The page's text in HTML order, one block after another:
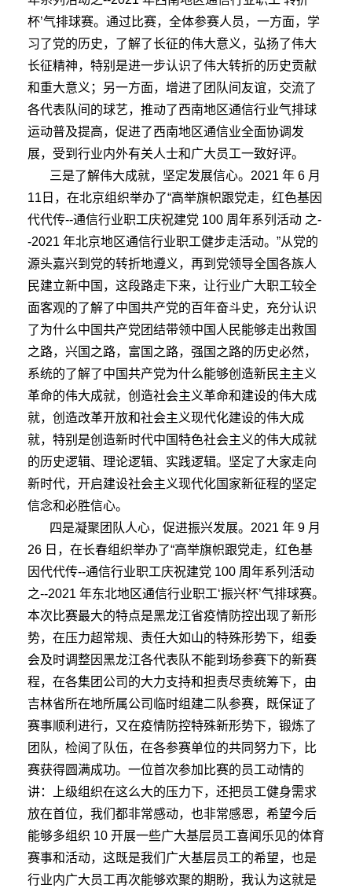
杯’气排球赛。通过比赛，全体参赛人员，一方面，学
习了党的历史，了解了长征的伟大意义，弘扬了伟大
长征精神，特别是进一步认识了伟大转折的历史贡献
和重大意义；另一方面，增进了团队间友谊，交流了
各代表队间的球艺，推动了西南地区通信行业气排球
运动普及提高，促进了西南地区通信业全面协调发
展，受到行业内外有关人士和广大员工一致好评。
三是了解伟大成就，坚定发展信心。2021 年 6 月
11日，在北京组织举办了“高举旗帜跟党走，红色基因
代代传--通信行业职工庆祝建党 100 周年系列活动 之-
-2021 年北京地区通信行业职工健步走活动。”从党的
源头嘉兴到党的转折地遵义，再到党领导全国各族人
民建立新中国，这段路走下来，让行业广大职工较全
面客观的了解了中国共产党的百年奋斗史，充分认识
了为什么中国共产党团结带领中国人民能够走出救国
之路，兴国之路，富国之路，强国之路的历史必然，
系统的了解了中国共产党为什么能够创造新民主主义
革命的伟大成就，创造社会主义革命和建设的伟大成
就，创造改革开放和社会主义现代化建设的伟大成
就，特别是创造新时代中国特色社会主义的伟大成就
的历史逻辑、理论逻辑、实践逻辑。坚定了大家走向
新时代，开启建设社会主义现代化国家新征程的坚定
信念和必胜信心。
四是凝聚团队人心，促进振兴发展。2021 年 9 月
26 日，在长春组织举办了“高举旗帜跟党走，红色基
因代代传--通信行业职工庆祝建党 100 周年系列活动
之--2021 年东北地区通信行业职工‘振兴杯’气排球赛。
本次比赛最大的特点是黑龙江省疫情防控出现了新形
势，在压力超常规、责任大如山的特殊形势下，组委
会及时调整因黑龙江各代表队不能到场参赛下的新赛
程，在各集团公司的大力支持和担责尽责统筹下，由
吉林省所在地所属公司临时组建二队参赛，既保证了
赛事顺利进行，又在疫情防控特殊新形势下，锻炼了
团队，检阅了队伍，在各参赛单位的共同努力下，比
赛获得圆满成功。一位首次参加比赛的员工动情的
讲：上级组织在这么大的压力下，还把员工健身需求
放在首位，我们都非常感动，也非常感恩，希望今后
能够多组织 10 开展一些广大基层员工喜闻乐见的体育
赛事和活动，这既是我们广大基层员工的希望，也是
行业内广大员工再次能够欢聚的期盼，我认为这就是